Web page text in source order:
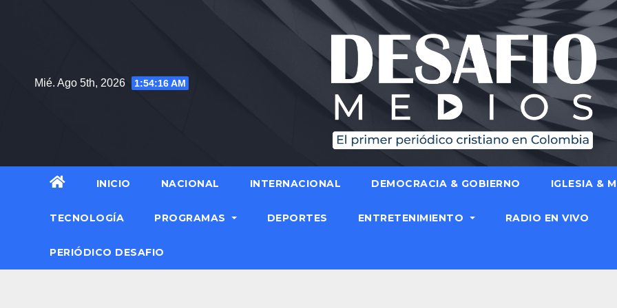
Mié. Ago 5th, 2026 1:54:17 AM
INICIO NACIONAL INTERNACIONAL DEMOCRACIA & GOBIERNO IGLESIA &
TECNOLOGÍA PROGRAMAS DEPORTES ENTRETENIMIENTO RADIO EN VIVO
PERIÓDICO DESAFIO